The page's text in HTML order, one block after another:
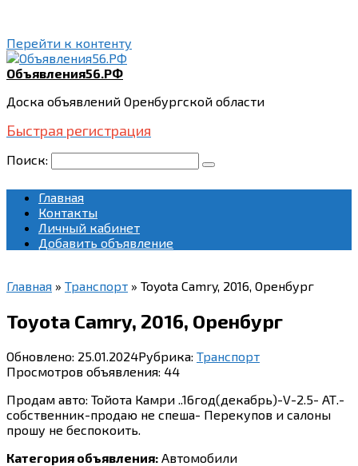
Перейти к контенту
Объявления56.РФ
Доска объявлений Оренбургской области
Быстрая регистрация
Поиск:
Главная
Контакты
Личный кабинет
Добавить объявление
Главная » Транспорт » Toyota Camry, 2016, Оренбург
Toyota Camry, 2016, Оренбург
Обновлено: 25.01.2024Рубрика: Транспорт
Просмотров объявления: 44
Продам авто: Тойота Камри ..16год(декабрь)-V-2.5- АТ.-
собственник-продаю не спеша- Перекупов и салоны
прошу не беспокоить.
Категория объявления: Автомобили